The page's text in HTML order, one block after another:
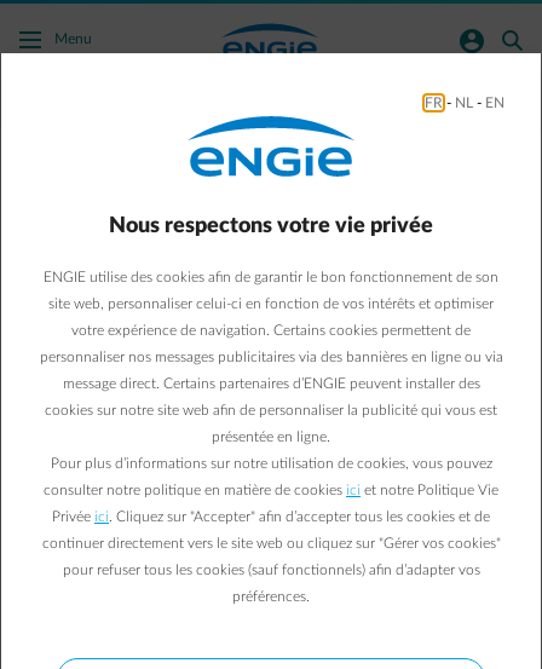
Acc�der au contenu principal
Menu normal-account-circle search
Contrat énergie Average
L'énergie au prix moyen du marché Forward pour les
entreprises
Avec le contrat d’énergie Average, vous réduisez le risque
d’un prix défavorable pour votre société. Le prix représente
la moyenne de toutes les cotations sur le marché Forward
durant une période de référence que vous avez choisie.
Demander une offre
parfaitement possible.
FR - NL - EN
Nous respectons votre vie privée
ENGIE utilise des cookies afin de garantir le bon fonctionnement de son
site web, personnaliser celui-ci en fonction de vos intérêts et optimiser
votre expérience de navigation. Certains cookies permettent de
personnaliser nos messages publicitaires via des bannières en ligne ou via
message direct. Certains partenaires d’ENGIE peuvent installer des
cookies sur notre site web afin de personnaliser la publicité qui vous est
présentée en ligne.
Pour plus d’informations sur notre utilisation de cookies, vous pouvez
consulter notre politique en matière de cookies ici et notre Politique Vie
Privée ici . Cliquez sur "Accepter" afin d’accepter tous les cookies et de
continuer directement vers le site web ou cliquez sur "Gérer vos cookies"
pour refuser tous les cookies (sauf fonctionnels) afin d’adapter vos
préférences.